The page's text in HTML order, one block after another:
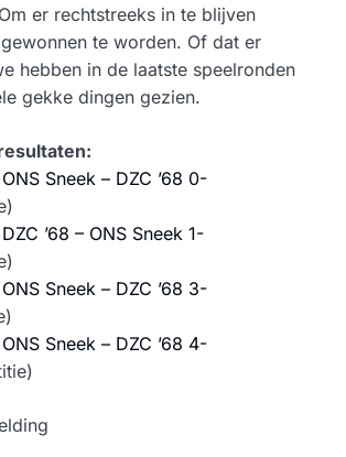
er rechtstreeks in te blijven
te worden. Of dat er
hebben in de laatste speelronden
gekke dingen gezien.
ONS Sneek – DZC ’68 0-
DZC ’68 – ONS Sneek 1-
ONS Sneek – DZC ’68 3-
ONS Sneek – DZC ’68 4-